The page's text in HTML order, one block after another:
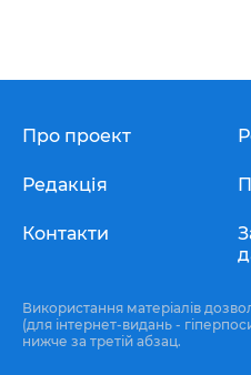
Про проект
Редакція
Контакти
Використання матеріалів
(для інтернет-видань -
нижче за третій абзац.